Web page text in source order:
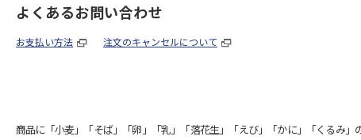
よくあるお問い合わせ
お支払い方法 注文のキャンセルについて
商品に「小麦」「そば」「卵」「乳」「落花生」「えび」「かに」「くるみ」